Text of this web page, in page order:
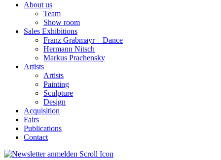
About us
Team
Show room
Sales Exhibitions
Franz Grabmayr – Dance
Hermann Nitsch
Markus Prachensky
Artists
Artists
Painting
Sculpture
Design
Acquisition
Fairs
Publications
Contact